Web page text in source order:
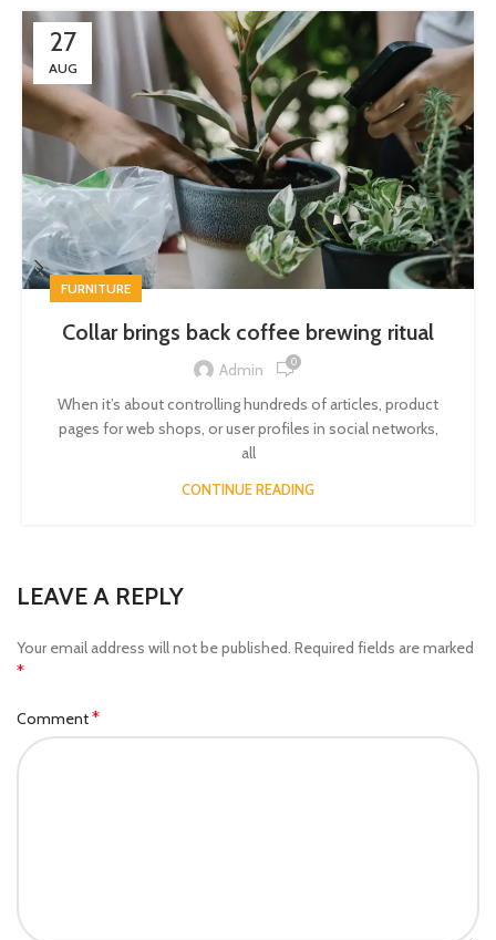
27
AUG
FURNITURE
Collar brings back coffee brewing ritual
Admin 0
When it’s about controlling hundreds of articles, product
pages for web shops, or user profiles in social networks,
all
CONTINUE READING
LEAVE A REPLY
Your email address will not be published. Required fields are marked
*
Comment*